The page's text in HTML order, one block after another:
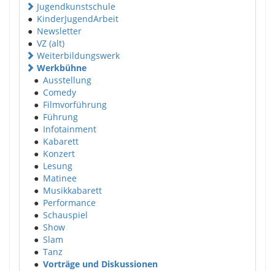
Jugendkunstschule
● KinderJugendArbeit
● Newsletter
● VZ (alt)
Weiterbildungswerk
Werkbühne
● Ausstellung
● Comedy
● Filmvorführung
● Führung
● Infotainment
● Kabarett
● Konzert
● Lesung
● Matinee
● Musikkabarett
● Performance
● Schauspiel
● Show
● Slam
● Tanz
● Vorträge und Diskussionen